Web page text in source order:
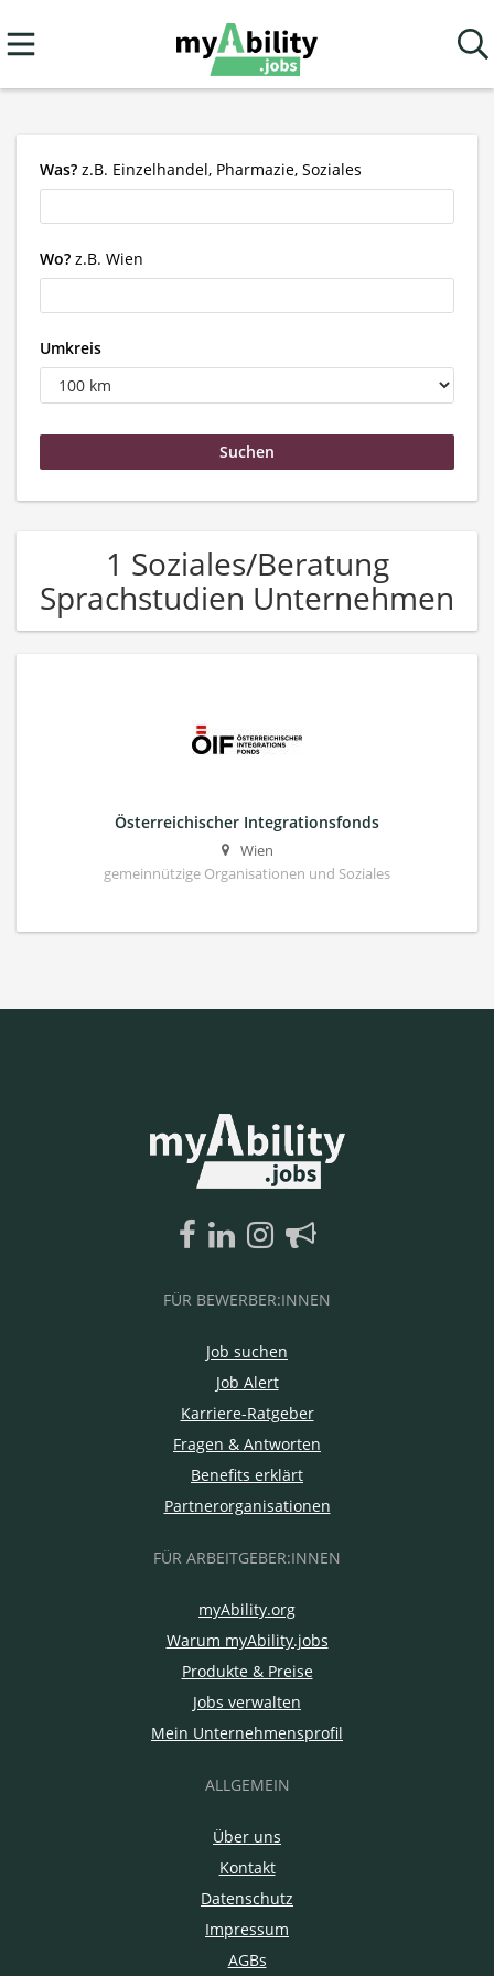
Was? z.B. Einzelhandel, Pharmazie, Soziales
Wo? z.B. Wien
Umkreis
1 Soziales/Beratung
Sprachstudien Unternehmen
Österreichischer Integrationsfonds
Wien
gemeinnützige Organisationen und Soziales
FÜR BEWERBER:INNEN
Job suchen
Job Alert
Karriere-Ratgeber
Fragen & Antworten
Benefits erklärt
Partnerorganisationen
FÜR ARBEITGEBER:INNEN
myAbility.org
Warum myAbility.jobs
Produkte & Preise
Jobs verwalten
Mein Unternehmensprofil
ALLGEMEIN
Über uns
Kontakt
Datenschutz
Impressum
AGBs